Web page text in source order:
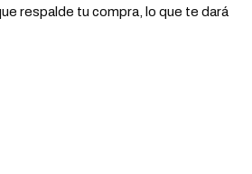
respalde tu compra, lo que te dará